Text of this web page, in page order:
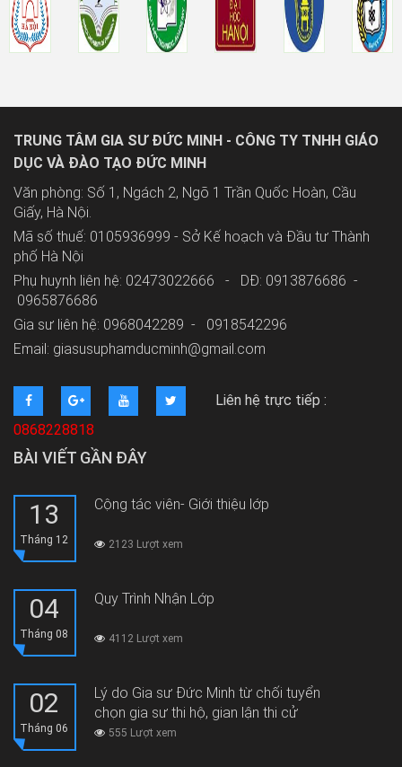
TRUNG TÂM GIA SƯ ĐỨC MINH - CÔNG TY TNHH GIÁO
DỤC VÀ ĐÀO TẠO ĐỨC MINH
Văn phòng: Số 1, Ngách 2, Ngõ 1 Trần Quốc Hoàn, Cầu
Giấy, Hà Nội.
Mã số thuế: 0105936999 - Sở Kế hoạch và Đầu tư Thành
phố Hà Nội
Phụ huynh liên hệ: 02473022666 - DĐ: 0913876686 -
0965876686
Gia sư liên hệ: 0968042289 - 0918542296
Email: giasusuphamducminh@gmail.com
Liên hệ trực tiếp :
0868228818
BÀI VIẾT GẦN ĐÂY
13
Tháng 12
Cộng tác viên- Giới thiệu lớp
2123 Lượt xem
04
Tháng 08
Quy Trình Nhận Lớp
4112 Lượt xem
02
Tháng 06
Lý do Gia sư Đức Minh từ chối tuyển
chọn gia sư thi hộ, gian lận thi cử
555 Lượt xem